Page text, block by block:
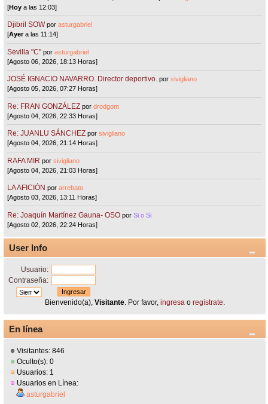
[Hoy a las 12:03]
Djibril SOW porasturgabriel
[Ayera las 11:14]
Sevilla "C"porasturgabriel
[Agosto 06, 2026, 18:13 Horas]
JOSÉ IGNACIO NAVARRO. Director deportivo. porsivigliano
[Agosto 05, 2026, 07:27 Horas]
Re: FRAN GONZÁLEZ pordrodgom
[Agosto 04, 2026, 22:33 Horas]
Re: JUANLU SÁNCHEZ porsivigliano
[Agosto 04, 2026, 21:14 Horas]
RAFA MIR porsivigliano
[Agosto 04, 2026, 21:03 Horas]
LA AFICIÓN porarrebato
[Agosto 03, 2026, 13:11 Horas]
Re: Joaquín Martínez Gauna- OSO porSi o Si
[Agosto 02, 2026, 22:24 Horas]
User Info
Usuario:
Contraseña:
Bienvenido(a), Visitante. Por favor, ingresa o regístrate
En línea
Visitantes: 846
Oculto(s): 0
Usuarios: 1
Usuarios en Línea:
asturgabriel